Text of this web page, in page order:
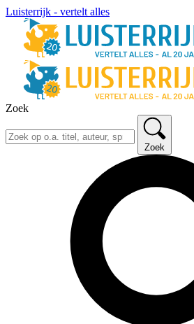
Luisterrijk - vertelt alles
Zoek
Zoek